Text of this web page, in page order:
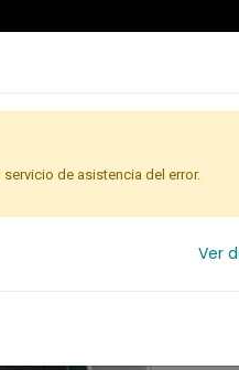
12V-76 12V SB
de asistencia del error.
Ver